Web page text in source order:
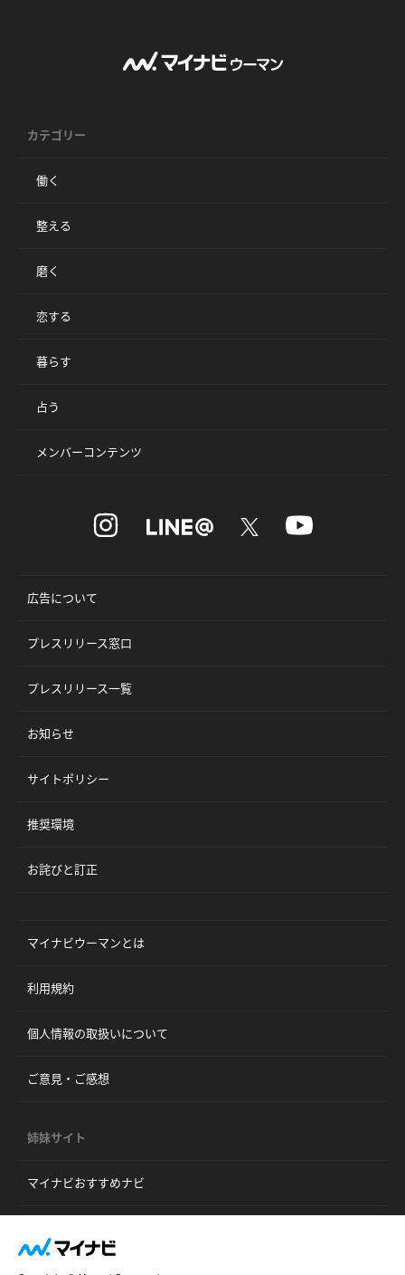
カテゴリー
働く
整える
磨く
恋する
暮らす
占う
メンバーコンテンツ
広告について
プレスリリース窓口
プレスリリース一覧
お知らせ
サイトポリシー
推奨環境
お詫びと訂正
マイナビウーマンとは
利用規約
個人情報の取扱いについて
ご意見・ご感想
姉妹サイト
マイナビおすすめナビ